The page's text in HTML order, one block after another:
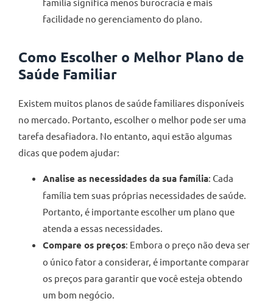
facilidade no gerenciamento do plano.
Como Escolher o Melhor Plano de
Saúde Familiar
Existem muitos planos de saúde familiares disponíveis
no mercado. Portanto, escolher o melhor pode ser uma
tarefa desafiadora. No entanto, aqui estão algumas
dicas que podem ajudar:
Analise as necessidades da sua família: Cada
família tem suas próprias necessidades de saúde.
Portanto, é importante escolher um plano que
atenda a essas necessidades.
Compare os preços: Embora o preço não deva ser
o único fator a considerar, é importante comparar
os preços para garantir que você esteja obtendo
um bom negócio.